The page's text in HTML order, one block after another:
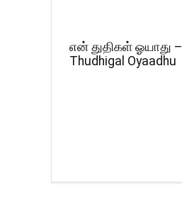
என் துதிகள் ஓயாது –
Thudhigal Oyaadhu